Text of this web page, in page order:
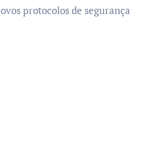
protocolos de segurança